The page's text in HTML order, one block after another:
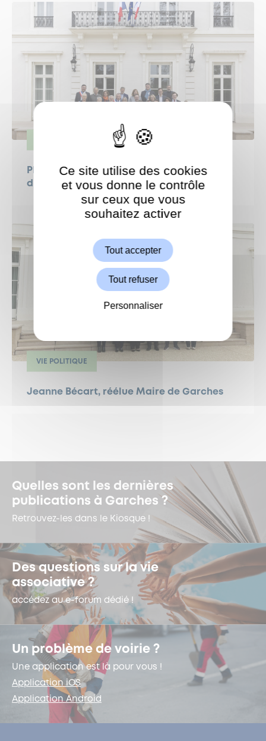
Plongez au cœur du Conseil municipal
d’installation
VIE POLITIQUE
Jeanne Bécart, réélue Maire de Garches
Quelles sont les dernières
publications à Garches ?
Retrouvez-les dans le Kiosque !
Des questions sur la vie
associative ?
accédez au e-forum dédié !
Un problème de voirie ?
Une application est là pour vous !
Application iOS
Application Android
ShareThis est désactivé.
Ce site utilise des cookies
et vous donne le contrôle
sur ceux que vous
souhaitez activer
Tout accepter
Tout refuser
Personnaliser